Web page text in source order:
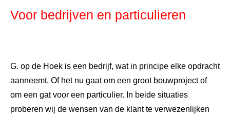
Voor bedrijven en particulieren
G. op de Hoek is een bedrijf, wat in principe elke opdracht
aanneemt. Of het nu gaat om een groot bouwproject of
om een gat voor een particulier. In beide situaties
proberen wij de wensen van de klant te verwezenlijken